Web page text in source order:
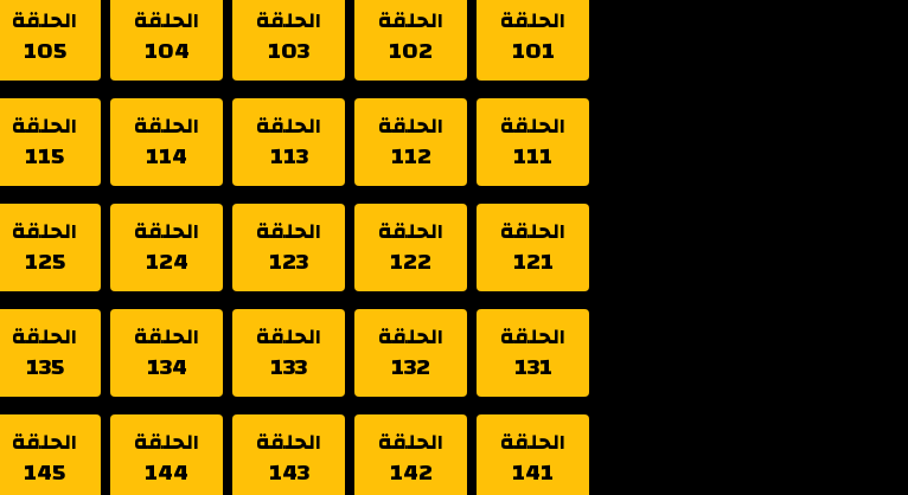
الحلقة
101
الحلقة
102
الحلقة
103
الحلقة
104
الحلقة
105
الحلقة
111
الحلقة
112
الحلقة
113
الحلقة
114
الحلقة
115
الحلقة
121
الحلقة
122
الحلقة
123
الحلقة
124
الحلقة
125
الحلقة
131
الحلقة
132
الحلقة
133
الحلقة
134
الحلقة
135
الحلقة
141
الحلقة
142
الحلقة
143
الحلقة
144
الحلقة
145